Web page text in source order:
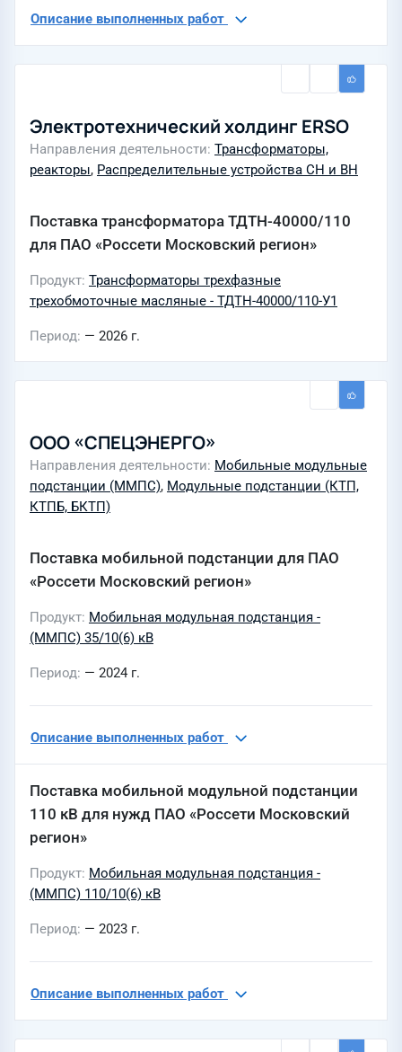
Описание выполненных работ
Электротехнический холдинг ERSO
Направления деятельности Трансформаторы,
реакторы, Распределительные устройства СН и ВН
Поставка трансформатора ТДТН-40000/110
для ПАО «Россети Московский регион»
Продукт Трансформаторы трехфазные
трехобмоточные масляные - ТДТН-40000/110-У1
Период — 2026 г.
ООО «СПЕЦЭНЕРГО»
Направления деятельности Мобильные модульные
подстанции (ММПС), Модульные подстанции (КТП,
КТПБ, БКТП)
Поставка мобильной подстанции для ПАО
«Россети Московский регион»
Продукт Мобильная модульная подстанция -
(ММПС) 35/10(6) кВ
Период — 2024 г.
Описание выполненных работ
Поставка мобильной модульной подстанции
110 кВ для нужд ПАО «Россети Московский
регион»
Продукт Мобильная модульная подстанция -
(ММПС) 110/10(6) кВ
Период — 2023 г.
Описание выполненных работ